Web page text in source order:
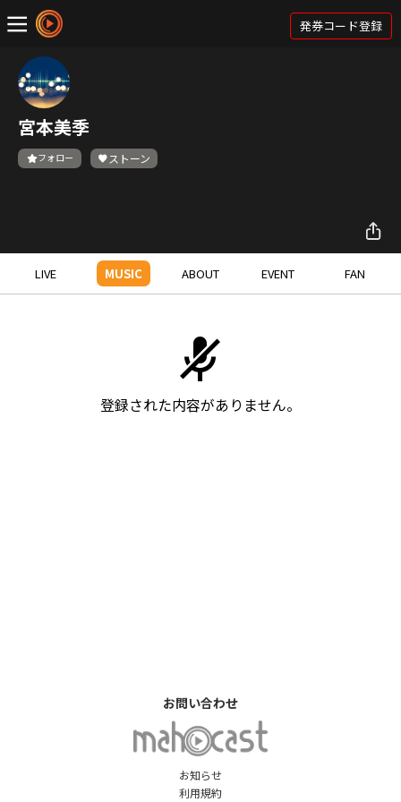
発券コード登録
宮本美季
フォロー ストーン
LIVE MUSIC ABOUT EVENT FAN
登録された内容がありません。
お知らせ
利用規約
お問い合わせ